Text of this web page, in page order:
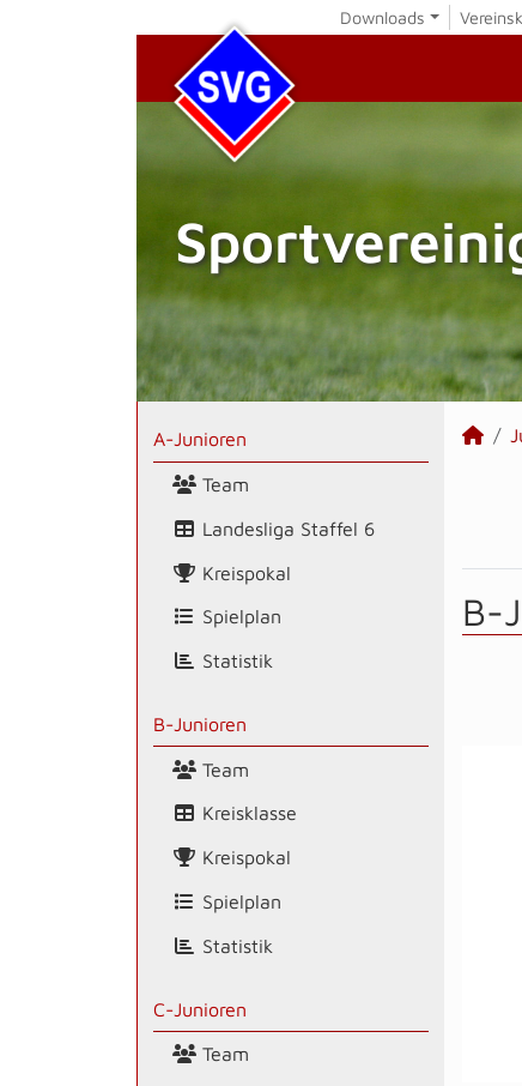
Downloads
A-Junioren
Team
Landesliga Staffel 6
Kreispokal
Spielplan
Statistik
B-Junioren
Team
Kreisklasse
Kreispokal
Spielplan
Statistik
C-Junioren
Team
B-